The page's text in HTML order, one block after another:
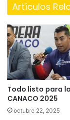
Artículos
Todo listo para
CANACO 2025
octubre 22, 2025